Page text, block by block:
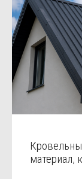
материал,